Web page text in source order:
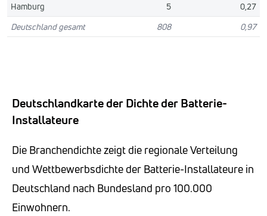
Hamburg
5
0,27
Deutschland gesamt
808 0,97
Deutschlandkarte der Dichte der Batterie-
Installateure
Die Branchendichte zeigt die regionale Verteilung
und Wettbewerbsdichte der Batterie-Installateure in
Deutschland nach Bundesland pro 100.000
Einwohnern.